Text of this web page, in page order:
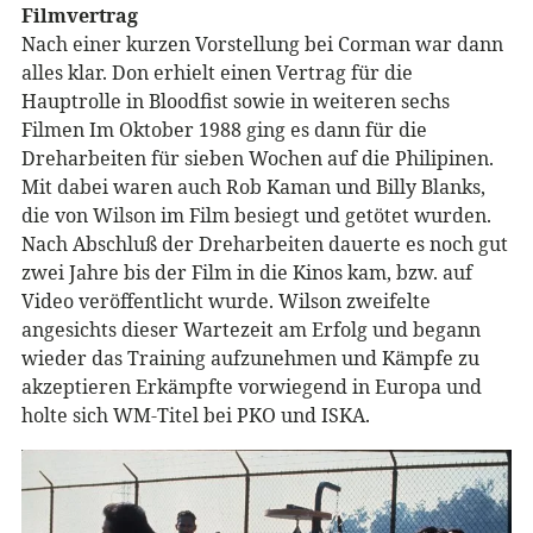
Filmvertrag
Nach einer kurzen Vorstellung bei Corman war dann
alles klar. Don erhielt einen Vertrag für die
Hauptrolle in Bloodfist sowie in weiteren sechs
Filmen Im Oktober 1988 ging es dann für die
Dreharbeiten für sieben Wochen auf die Philipinen.
Mit dabei waren auch Rob Kaman und Billy Blanks,
die von Wilson im Film besiegt und getötet wurden.
Nach Abschluß der Dreharbeiten dauerte es noch gut
zwei Jahre bis der Film in die Kinos kam, bzw. auf
Video veröffentlicht wurde. Wilson zweifelte
angesichts dieser Wartezeit am Erfolg und begann
wieder das Training aufzunehmen und Kämpfe zu
akzeptieren Erkämpfte vorwiegend in Europa und
holte sich WM-Titel bei PKO und ISKA.